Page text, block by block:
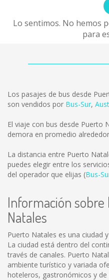
Lo sentimos. No hemos
para
Los pasajes de bus desde
son vendidos por Bus-Sur,
El viaje con bus desde Puerto
demora en promedio
La distancia entre Puerto
puedes elegir entre los
del operador que elijas (Bus-
Información
Natales
Puerto Natales es una ciudad
La ciudad está dentro del
través de canales. Puerto
ambiente turístico y variada
hoteleros, gastronómicos y de